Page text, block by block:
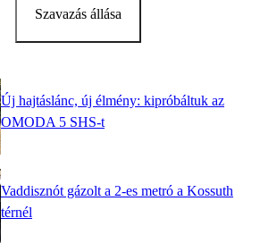
Szavazás állása
Új hajtáslánc, új élmény: kipróbáltuk az
OMODA 5 SHS-t
Vaddisznót gázolt a 2-es metró a Kossuth
térnél